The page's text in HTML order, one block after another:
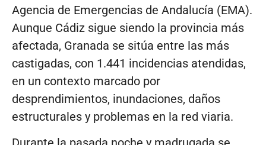
Agencia de Emergencias de Andalucía (EMA).
Aunque Cádiz sigue siendo la provincia más
afectada, Granada se sitúa entre las más
castigadas, con 1.441 incidencias atendidas,
en un contexto marcado por
desprendimientos, inundaciones, daños
estructurales y problemas en la red viaria.